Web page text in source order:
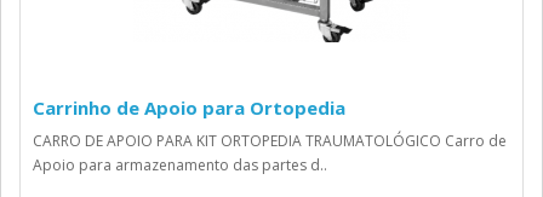
Carrinho de Apoio para Ortopedia
CARRO DE APOIO PARA KIT ORTOPEDIA TRAUMATOLÓGICO Carro de
Apoio para armazenamento das partes d..